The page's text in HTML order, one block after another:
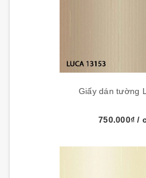
Giấy dán tường
750.000₫/